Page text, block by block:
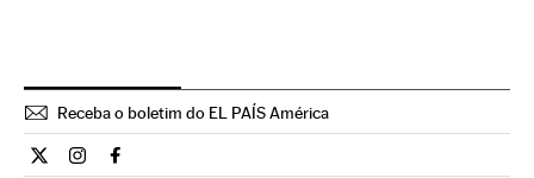
Receba o boletim do EL PAÍS América
Opiniao El País Brasil en Twitter
Opiniao El País Brasil en Instagram
Opiniao El País Brasil en Facebook